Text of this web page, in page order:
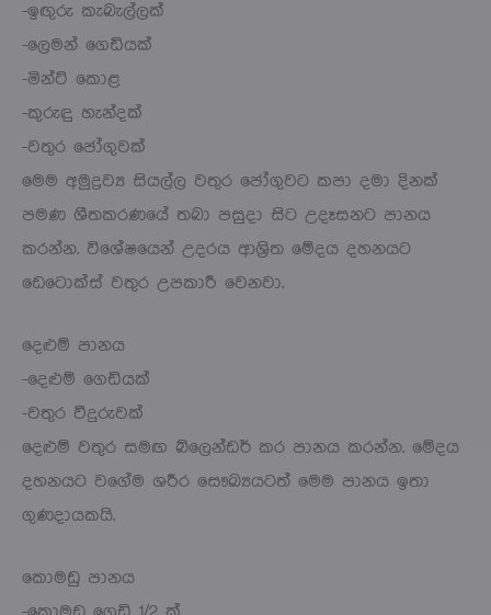
-ඉඟුරු කැබැල්ලක්
-ලෙමන් ගෙඩියක්
-මින්ට් කොළ
-කුරුඳු හැන්දක්
-වතුර ජෝගුවක්
මෙම අමුද්‍රව්‍ය සියල්ල වතුර ජෝගුවට කපා දමා දිනක්
පමණ ශීතකරණයේ තබා පසුදා සිට උදෑසනට පානය
කරන්න. විශේෂයෙන් උදරය ආශ්‍රිත මේදය දහනයට
ඩෙටොක්ස් වතුර උපකාරී වෙනවා.
දෙළුම් පානය
-දෙළුම් ගෙඩියක්
-වතුර වීදුරුවක්
දෙළුම් වතුර සමඟ බ්ලෙන්ඩර් කර පානය කරන්න. මේදය
දහනයට වගේම ශරීර සෞඛ්‍යයටත් මෙම පානය ඉතා
ගුණදායකයි.
කොමඩු පානය